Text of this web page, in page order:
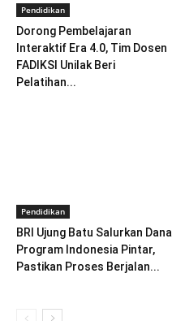
Pendidikan
Dorong Pembelajaran
Interaktif Era 4.0, Tim Dosen
FADIKSI Unilak Beri
Pelatihan...
Pendidikan
BRI Ujung Batu Salurkan Dana
Program Indonesia Pintar,
Pastikan Proses Berjalan...